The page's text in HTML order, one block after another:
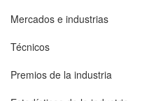
Mercados e industrias
Técnicos
Premios de la industria